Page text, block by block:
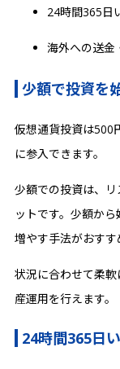
24時間365日
海外への送金
少額で投資を
仮想通貨投資は500
に参入できます。
少額での投資は、
ットです。少額か
増やす手法がおすす
状況に合わせて柔
産運用を行えます。
24時間365日